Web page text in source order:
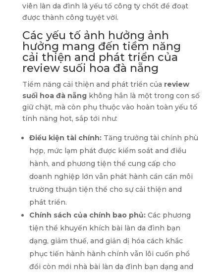
viên làn da đình là yếu tố công ty chốt để đoạt
được thành công tuyệt vời.
Các yếu tố ảnh hưởng ảnh
hưởng mang đến tiềm năng
cải thiện and phát triển của
review suối hoa đà nẵng
Tiềm năng cải thiện and phát triển của review
suối hoa đà nẵngkhông hẳn là một trong con số
giữ chặt, mà còn phụ thuộc vào hoàn toàn yếu tố
tính năng hot, sắp tới như:
Điều kiện tài chính:Tăng trưởng tài chính phù
hợp, mức lạm phát được kiểm soát and điều
hành, and phương tiện thể cung cấp cho
doanh nghiệp lớn vẫn phát hành cần cần môi
trường thuận tiện thể cho sự cải thiện and
phát triển.
Chính sách của chính bao phủ:Các phương
tiện thể khuyến khích bài làn da đình bạn
dạng, giảm thuế, and giản dị hóa cách khắc
phục tiến hành hành chính vẫn lôi cuốn phổ
đổi còn mới nhà bài làn da đình bạn dạng and